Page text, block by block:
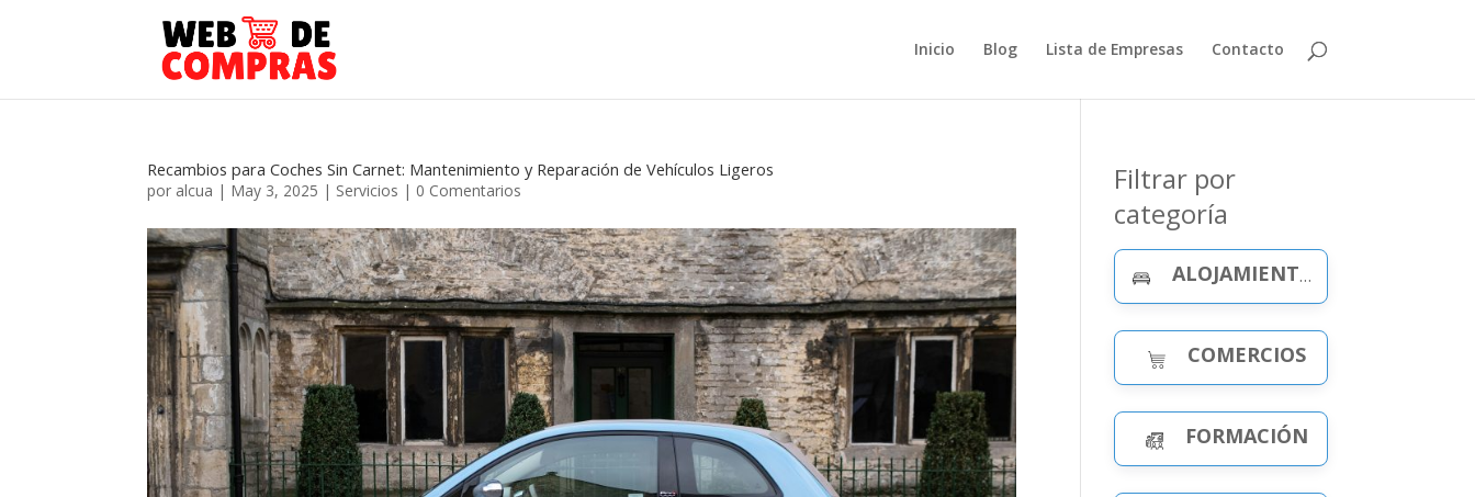
Inicio Blog Lista de Empresas Contacto
Recambios para Coches Sin Carnet: Mantenimiento y Reparación de Vehículos Ligeros
por alcua | May 3, 2025 | Servicios | 0 Comentarios
Filtrar por
categoría
ALOJAMIENTO Y CELEBRACIONES
COMERCIOS
FORMACIÓN